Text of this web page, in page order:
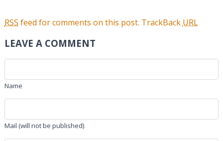
RSS feed for comments on this post. TrackBack URL
LEAVE A COMMENT
Name
Mail (will not be published)